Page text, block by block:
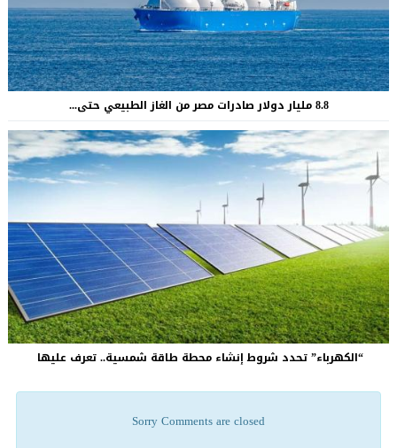
8.8 مليار دولار صادرات مصر من الغاز الطبيعي حتى...
“الكهرباء” تحدد شروط إنشاء محطة طاقة شمسية.. تعرف عليها
Sorry Comments are closed